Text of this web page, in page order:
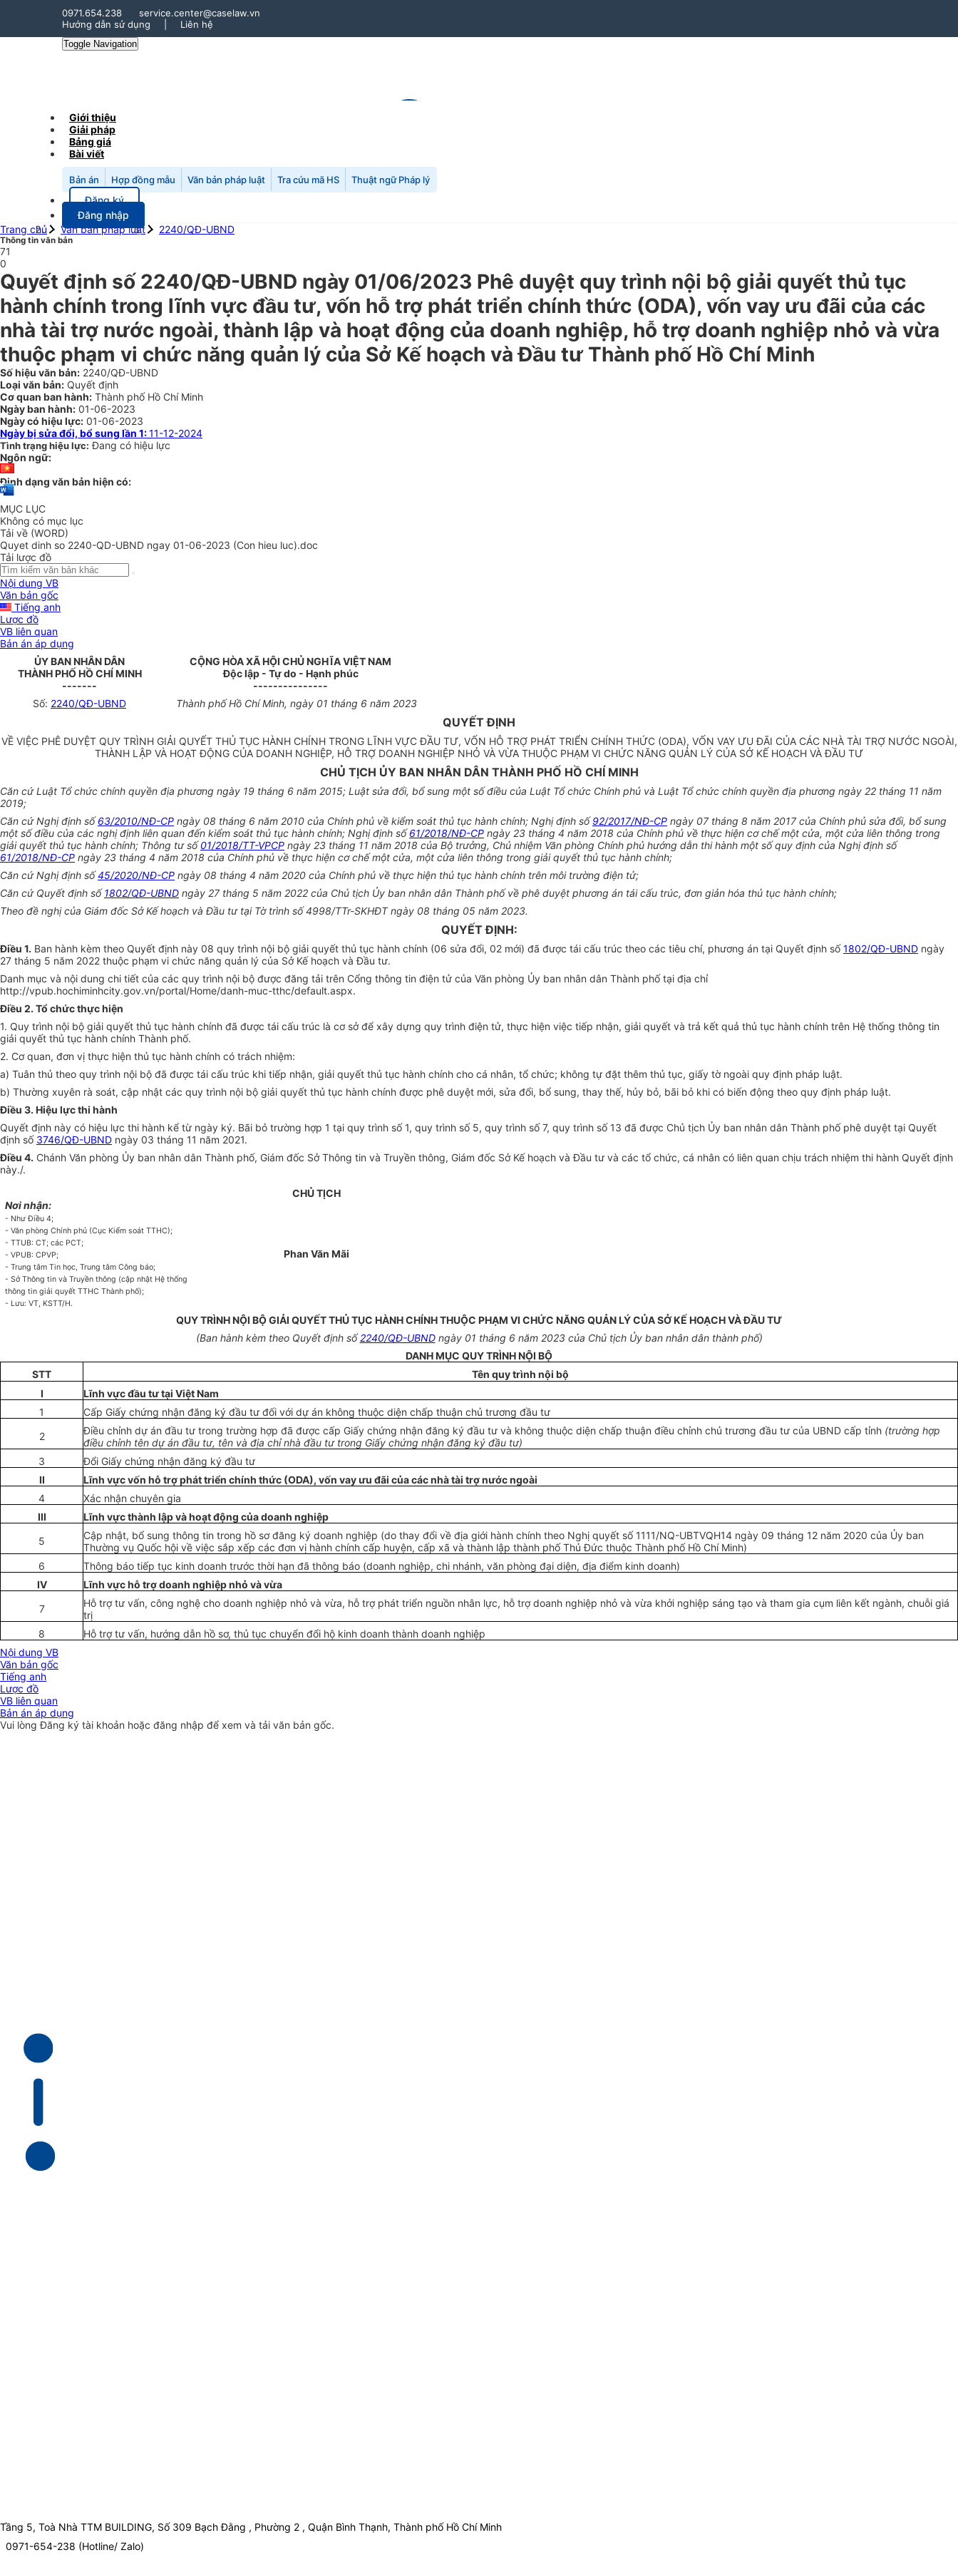
0971.654.238
service.center@caselaw.vn
Hướng dẫn sử dụng
Liên hệ
Toggle Navigation
Giới thiệu
Giải pháp
Bảng giá
Bài viết
Bản án Hợp đồng mẫu Văn bản pháp luật Tra cứu mã HS Thuật ngữ Pháp lý
Đăng ký
Đăng nhập
Trang chủ
Văn bản pháp luật 2240/QĐ-UBND
Thông tin văn bản
71
0
Quyết định số 2240/QĐ-UBND ngày 01/06/2023 Phê duyệt quy trình nội bộ giải quyết thủ tục
hành chính trong lĩnh vực đầu tư, vốn hỗ trợ phát triển chính thức (ODA), vốn vay ưu đãi của các
nhà tài trợ nước ngoài, thành lập và hoạt động của doanh nghiệp, hỗ trợ doanh nghiệp nhỏ và vừa
thuộc phạm vi chức năng quản lý của Sở Kế hoạch và Đầu tư Thành phố Hồ Chí Minh
Số hiệu văn bản: 2240/QĐ-UBND
Loại văn bản: Quyết định
Cơ quan ban hành: Thành phố Hồ Chí Minh
Ngày ban hành: 01-06-2023
Ngày có hiệu lực: 01-06-2023
Ngày bị sửa đổi, bổ sung lần 1:11-12-2024
Tình trạng hiệu lực: Đang có hiệu lực
Ngôn ngữ:
Định dạng văn bản hiện có:
MỤC LỤC
Không có mục lục
Tải về (WORD)
Quyet dinh so 2240-QD-UBND ngay 01-06-2023 (Con hieu luc).doc
Tải lược đồ
Nội dung VB
Văn bản gốc
Tiếng anh
Lược đồ
VB liên quan
Bản án áp dụng
ỦY BAN NHÂN DÂN
THÀNH PHỐ HỒ CHÍ MINH
-------
CỘNG HÒA XÃ HỘI CHỦ NGHĨA VIỆT NAM
Độc lập - Tự do - Hạnh phúc
---------------
Số: 2240/QĐ-UBND Thành phố Hồ Chí Minh, ngày 01 tháng 6 năm 2023
QUYẾT ĐỊNH
VỀ VIỆC PHÊ DUYỆT QUY TRÌNH GIẢI QUYẾT THỦ TỤC HÀNH CHÍNH TRONG LĨNH VỰC ĐẦU TƯ, VỐN HỖ TRỢ PHÁT TRIỂN CHÍNH THỨC (ODA), VỐN VAY ƯU ĐÃI CỦA CÁC NHÀ TÀI TRỢ NƯỚC NGOÀI,
THÀNH LẬP VÀ HOẠT ĐỘNG CỦA DOANH NGHIỆP, HỖ TRỢ DOANH NGHIỆP NHỎ VÀ VỪA THUỘC PHẠM VI CHỨC NĂNG QUẢN LÝ CỦA SỞ KẾ HOẠCH VÀ ĐẦU TƯ
CHỦ TỊCH ỦY BAN NHÂN DÂN THÀNH PHỐ HỒ CHÍ MINH
Căn cứ Luật Tổ chức chính quyền địa phương ngày 19 tháng 6 năm 2015; Luật sửa đổi, bổ sung một số điều của Luật Tổ chức Chính phủ và Luật Tổ chức chính quyền địa phương ngày 22 tháng 11 năm
2019;
Căn cứ Nghị định số63/2010/NĐ-CP ngày 08 tháng 6 năm 2010 của Chính phủ về kiểm soát thủ tục hành chính; Nghị định số92/2017/NĐ-CP ngày 07 tháng 8 năm 2017 của Chính phủ sửa đổi, bổ sung
một số điều của các nghị định liên quan đến kiểm soát thủ tục hành chính; Nghị định số61/2018/NĐ-CP ngày 23 tháng 4 năm 2018 của Chính phủ về thực hiện cơ chế một cửa, một cửa liên thông trong
giải quyết thủ tục hành chính; Thông tư số01/2018/TT-VPCP ngày 23 tháng 11 năm 2018 của Bộ trưởng, Chủ nhiệm Văn phòng Chính phủ hướng dẫn thi hành một số quy định của Nghị định số
61/2018/NĐ-CP ngày 23 tháng 4 năm 2018 của Chính phủ về thực hiện cơ chế một cửa, một cửa liên thông trong giải quyết thủ tục hành chính;
Căn cứ Nghị định số45/2020/NĐ-CP ngày 08 tháng 4 năm 2020 của Chính phủ về thực hiện thủ tục hành chính trên môi trường điện tử;
Căn cứ Quyết định số1802/QĐ-UBND ngày 27 tháng 5 năm 2022 của Chủ tịch Ủy ban nhân dân Thành phố về phê duyệt phương án tái cấu trúc, đơn giản hóa thủ tục hành chính;
Theo đề nghị của Giám đốc Sở Kế hoạch và Đầu tư tại Tờ trình số 4998/TTr-SKHĐT ngày 08 tháng 05 năm 2023.
QUYẾT ĐỊNH:
Điều 1. Ban hành kèm theo Quyết định này 08 quy trình nội bộ giải quyết thủ tục hành chính (06 sửa đổi, 02 mới) đã được tái cấu trúc theo các tiêu chí, phương án tại Quyết định số1802/QĐ-UBND ngày
27 tháng 5 năm 2022 thuộc phạm vi chức năng quản lý của Sở Kế hoạch và Đầu tư.
Danh mục và nội dung chi tiết của các quy trình nội bộ được đăng tải trên Cổng thông tin điện tử của Văn phòng Ủy ban nhân dân Thành phố tại địa chỉ
http://vpub.hochiminhcity.gov.vn/portal/Home/danh-muc-tthc/default.aspx.
Điều 2. Tổ chức thực hiện
1. Quy trình nội bộ giải quyết thủ tục hành chính đã được tái cấu trúc là cơ sở để xây dựng quy trình điện tử, thực hiện việc tiếp nhận, giải quyết và trả kết quả thủ tục hành chính trên Hệ thống thông tin
giải quyết thủ tục hành chính Thành phố.
2. Cơ quan, đơn vị thực hiện thủ tục hành chính có trách nhiệm:
a) Tuân thủ theo quy trình nội bộ đã được tái cấu trúc khi tiếp nhận, giải quyết thủ tục hành chính cho cá nhân, tổ chức; không tự đặt thêm thủ tục, giấy tờ ngoài quy định pháp luật.
b) Thường xuyên rà soát, cập nhật các quy trình nội bộ giải quyết thủ tục hành chính được phê duyệt mới, sửa đổi, bổ sung, thay thế, hủy bỏ, bãi bỏ khi có biến động theo quy định pháp luật.
Điều 3. Hiệu lực thi hành
Quyết định này có hiệu lực thi hành kể từ ngày ký. Bãi bỏ trường hợp 1 tại quy trình số 1, quy trình số 5, quy trình số 7, quy trình số 13 đã được Chủ tịch Ủy ban nhân dân Thành phố phê duyệt tại Quyết
định số 3746/QĐ-UBND ngày 03 tháng 11 năm 2021.
Điều 4. Chánh Văn phòng Ủy ban nhân dân Thành phố, Giám đốc Sở Thông tin và Truyền thông, Giám đốc Sở Kế hoạch và Đầu tư và các tổ chức, cá nhân có liên quan chịu trách nhiệm thi hành Quyết định
này./.
Nơi nhận:
- Như Điều 4;
- Văn phòng Chính phủ (Cục Kiểm soát TTHC);
- TTUB: CT; các PCT;
- VPUB: CPVP;
- Trung tâm Tin học, Trung tâm Công báo;
- Sở Thông tin và Truyền thông (cập nhật Hệ thống
thông tin giải quyết TTHC Thành phố);
- Lưu: VT, KSTT/H.
CHỦ TỊCH
Phan Văn Mãi
QUY TRÌNH NỘI BỘ GIẢI QUYẾT THỦ TỤC HÀNH CHÍNH THUỘC PHẠM VI CHỨC NĂNG QUẢN LÝ CỦA SỞ KẾ HOẠCH VÀ ĐẦU TƯ
(Ban hành kèm theo Quyết định số2240/QĐ-UBNDngày 01 tháng 6 năm 2023 của Chủ tịch Ủy ban nhân dân thành phố)
DANH MỤC QUY TRÌNH NỘI BỘ
STT
Tên quy trình nội bộ
I
Lĩnh vực đầu tư tại Việt Nam
1
Cấp Giấy chứng nhận đăng ký đầu tư đối với dự án không thuộc diện chấp thuận chủ trương đầu tư
2
Điều chỉnh dự án đầu tư trong trường hợp đã được cấp Giấy chứng nhận đăng ký đầu tư và không thuộc diện chấp thuận điều chỉnh chủ trương đầu tư của UBND cấp tỉnh (trường hợp
điều chỉnh tên dự án đầu tư, tên và địa chỉ nhà đầu tư trong Giấy chứng nhận đăng ký đầu tư)
3
Đổi Giấy chứng nhận đăng ký đầu tư
II
Lĩnh vực vốn hỗ trợ phát triển chính thức (ODA), vốn vay ưu đãi của các nhà tài trợ nước ngoài
4
Xác nhận chuyên gia
III
Lĩnh vực thành lập và hoạt động của doanh nghiệp
5
Cập nhật, bổ sung thông tin trong hồ sơ đăng ký doanh nghiệp (do thay đổi về địa giới hành chính theo Nghị quyết số 1111/NQ-UBTVQH14 ngày 09 tháng 12 năm 2020 của Ủy ban
Thường vụ Quốc hội về việc sắp xếp các đơn vị hành chính cấp huyện, cấp xã và thành lập thành phố Thủ Đức thuộc Thành phố Hồ Chí Minh)
6
Thông báo tiếp tục kinh doanh trước thời hạn đã thông báo (doanh nghiệp, chi nhánh, văn phòng đại diện, địa điểm kinh doanh)
IV
Lĩnh vực hỗ trợ doanh nghiệp nhỏ và vừa
7
Hỗ trợ tư vấn, công nghệ cho doanh nghiệp nhỏ và vừa, hỗ trợ phát triển nguồn nhân lực, hỗ trợ doanh nghiệp nhỏ và vừa khởi nghiệp sáng tạo và tham gia cụm liên kết ngành, chuỗi giá
trị
8
Hỗ trợ tư vấn, hướng dẫn hồ sơ, thủ tục chuyển đổi hộ kinh doanh thành doanh nghiệp
Nội dung VB
Văn bản gốc
Tiếng anh
Lược đồ
VB liên quan
Bản án áp dụng
Vui lòngĐăng ký tài khoản hoặc đăng nhập để xem và tải văn bản gốc.
Tầng 5, Toà Nhà TTM BUILDING, Số 309 Bạch Đằng , Phường 2 , Quận Bình Thạnh, Thành phố Hồ Chí Minh
0971-654-238 (Hotline/ Zalo)